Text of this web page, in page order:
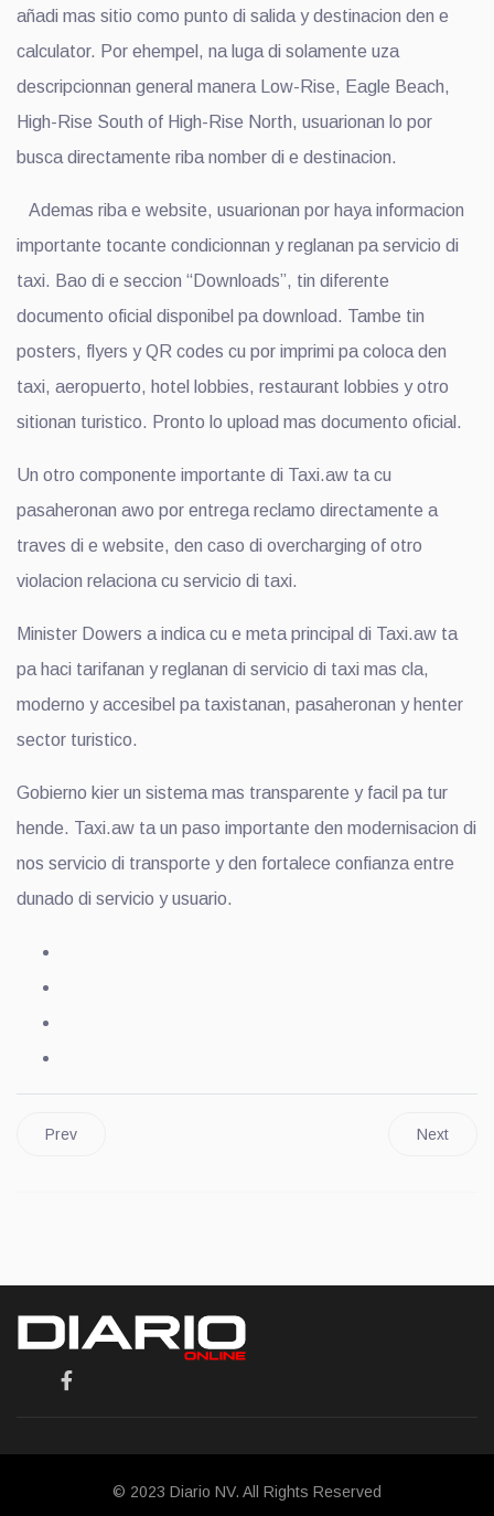
añadi mas sitio como punto di salida y destinacion den e
calculator. Por ehempel, na luga di solamente uza
descripcionnan general manera Low-Rise, Eagle Beach,
High-Rise South of High-Rise North, usuarionan lo por
busca directamente riba nomber di e destinacion.
Ademas riba e website, usuarionan por haya informacion
importante tocante condicionnan y reglanan pa servicio di
taxi. Bao di e seccion “Downloads”, tin diferente
documento oficial disponibel pa download. Tambe tin
posters, flyers y QR codes cu por imprimi pa coloca den
taxi, aeropuerto, hotel lobbies, restaurant lobbies y otro
sitionan turistico. Pronto lo upload mas documento oficial.
Un otro componente importante di Taxi.aw ta cu
pasaheronan awo por entrega reclamo directamente a
traves di e website, den caso di overcharging of otro
violacion relaciona cu servicio di taxi.
Minister Dowers a indica cu e meta principal di Taxi.aw ta
pa haci tarifanan y reglanan di servicio di taxi mas cla,
moderno y accesibel pa taxistanan, pasaheronan y henter
sector turistico.
Gobierno kier un sistema mas transparente y facil pa tur
hende. Taxi.aw ta un paso importante den modernisacion di
nos servicio di transporte y den fortalece confianza entre
dunado di servicio y usuario.
Prev Next
© 2023 Diario NV. All Rights Reserved